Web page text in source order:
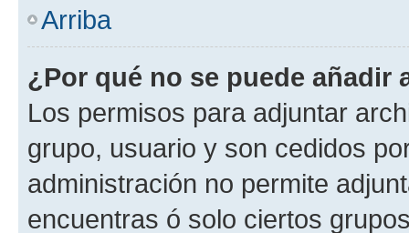
Arriba
¿Por qué no se puede añadir
Los permisos para adjuntar
grupo, usuario y son cedidos
administración no permite
encuentras ó solo ciertos